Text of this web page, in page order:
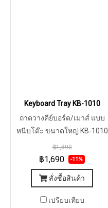
Keyboard Tray KB-1010
ถาดวางคีย์บอร์ด/เมาส์ แบบ
หนีบโต๊ะ ขนาดใหญ่ KB-1010
฿1,890
฿1,690 -11%
สั่งซื้อสินค้า
เปรียบเทียบ